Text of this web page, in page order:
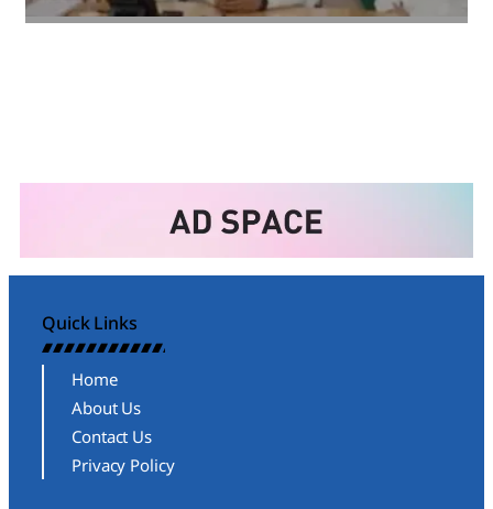
Amit Lekh
Quick Links
Home
About Us
Contact Us
Privacy Policy